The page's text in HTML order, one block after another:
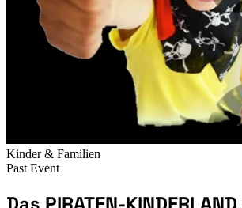
Kinder & Familien
Past Event